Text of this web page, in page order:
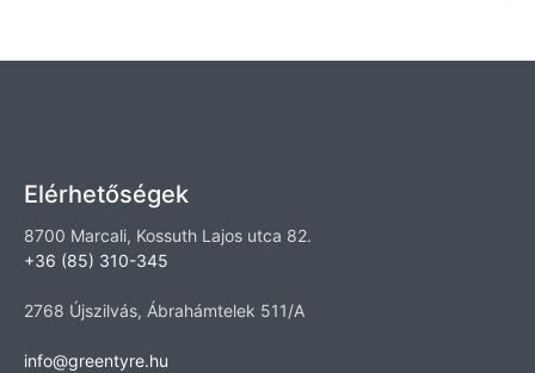
Elérhetőségek
8700 Marcali, Kossuth Lajos utca 82.
+36 (85) 310-345
2768 Újszilvás, Ábrahámtelek 511/A
info@greentyre.hu